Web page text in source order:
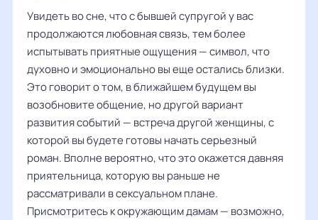
Увидеть во сне, что с бывшей супругой у вас
продолжаются любовная связь, тем более
испытывать приятные ощущения — символ, что
духовно и эмоционально вы еще остались близки.
Это говорит о том, в ближайшем будущем вы
возобновите общение, но другой вариант
развития событий — встреча другой женщины, с
которой вы будете готовы начать серьезный
роман. Вполне вероятно, что это окажется давняя
приятельница, которую вы раньше не
рассматривали в сексуальном плане.
Присмотритесь к окружающим дамам — возможно,